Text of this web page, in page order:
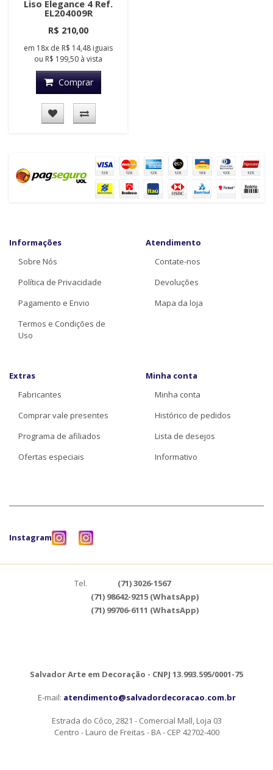
Liso Elegance 4 Ref.
EL204009R
R$ 210,00
em 18x de R$ 14,48 iguais
ou R$ 199,50 à vista
Comprar
Informações
Sobre Nós
Política de Privacidade
Pagamento e Envio
Termos e Condições de
Uso
Atendimento
Contate-nos
Devoluções
Mapa da loja
Extras
Fabricantes
Comprar vale presentes
Programa de afiliados
Ofertas especiais
Minha conta
Minha conta
Histórico de pedidos
Lista de desejos
Informativo
Instagram
Tel.
(71) 3026-1567
(71) 98642-9215 (WhatsApp)
(71) 99706-6111 (WhatsApp)
Salvador Arte em Decoração - CNPJ 13.993.595/0001-75
E-mail: atendimento@salvadordecoracao.com.br
Estrada do Côco, 2821 - Comercial Mall, Loja 03
Centro - Lauro de Freitas - BA - CEP 42702-400